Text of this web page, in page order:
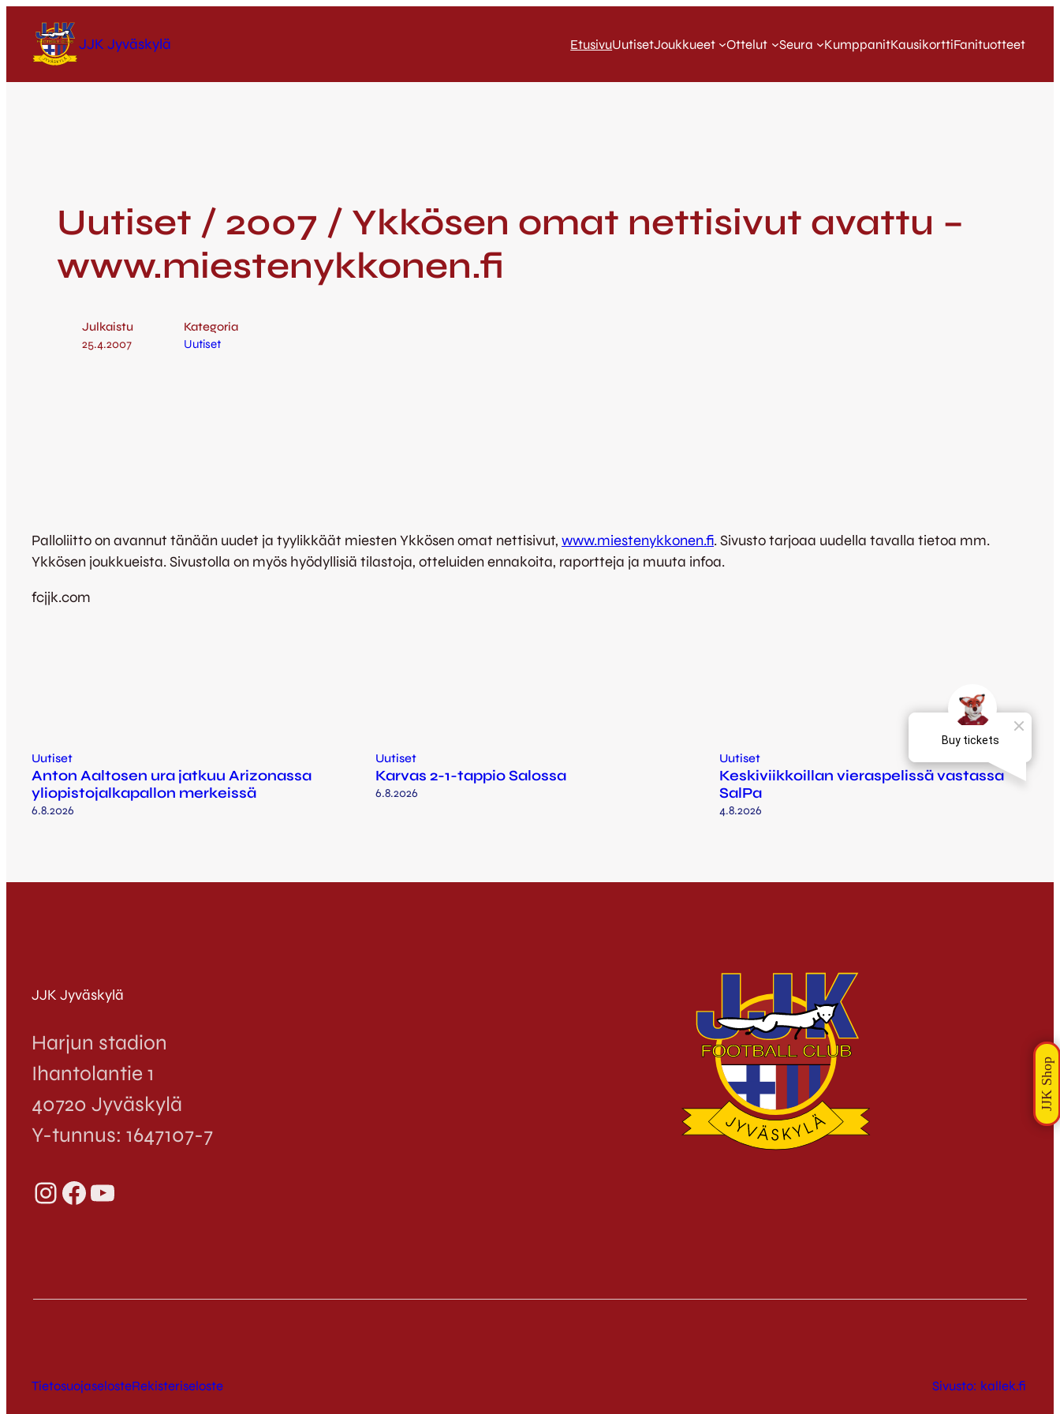
JJK Jyväskylä EtusivuUutisetJoukkueet Ottelut Seura KumppanitKausikorttiFanituotteet
Uutiset / 2007 / Ykkösen omat nettisivut avattu –
www.miestenykkonen.fi
Julkaistu
25.4.2007
Kategoria
Uutiset
Palloliitto on avannut tänään uudet ja tyylikkäät miesten Ykkösen omat nettisivut, www.miestenykkonen.fi. Sivusto tarjoaa uudella tavalla tietoa mm.
Ykkösen joukkueista. Sivustolla on myös hyödyllisiä tilastoja, otteluiden ennakoita, raportteja ja muuta infoa.
fcjjk.com
Uutiset
Anton Aaltosen ura jatkuu Arizonassa
yliopistojalkapallon merkeissä
6.8.2026
Uutiset
Karvas 2-1-tappio Salossa
6.8.2026
Uutiset
Keskiviikkoillan vieraspelissä vastassa
SalPa
4.8.2026
JJK Jyväskylä
Harjun stadion
Ihantolantie 1
40720 Jyväskylä
Y-tunnus: 1647107-7
InstagramFacebook YouTube
TietosuojaselosteRekisteriseloste Sivusto: kallek.fi